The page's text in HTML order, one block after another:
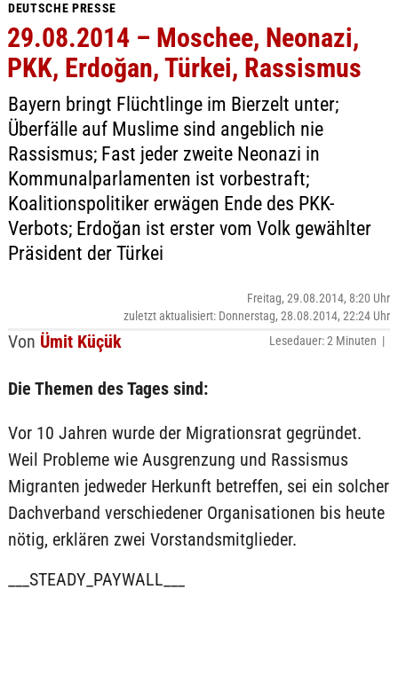
DEUTSCHE PRESSE
29.08.2014 – Moschee, Neonazi,
PKK, Erdoğan, Türkei, Rassismus
Bayern bringt Flüchtlinge im Bierzelt unter;
Überfälle auf Muslime sind angeblich nie
Rassismus; Fast jeder zweite Neonazi in
Kommunalparlamenten ist vorbestraft;
Koalitionspolitiker erwägen Ende des PKK-
Verbots; Erdoğan ist erster vom Volk gewählter
Präsident der Türkei
Von Ümit Küçük
Freitag, 29.08.2014, 8:20 Uhr
zuletzt aktualisiert: Donnerstag, 28.08.2014, 22:24 Uhr
Lesedauer: 2 Minuten |
Die Themen des Tages sind:
Vor 10 Jahren wurde der Migrationsrat gegründet.
Weil Probleme wie Ausgrenzung und Rassismus
Migranten jedweder Herkunft betreffen, sei ein solcher
Dachverband verschiedener Organisationen bis heute
nötig, erklären zwei Vorstandsmitglieder.
___STEADY_PAYWALL___